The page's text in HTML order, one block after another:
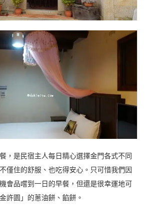
，是民宿主人每日精心選擇金門各式不同
僅住的舒服、也吃得安心。只可惜我們因
會品嚐到一日的早餐，但還是很幸運地可
許園」的蔥油餅、餡餅。